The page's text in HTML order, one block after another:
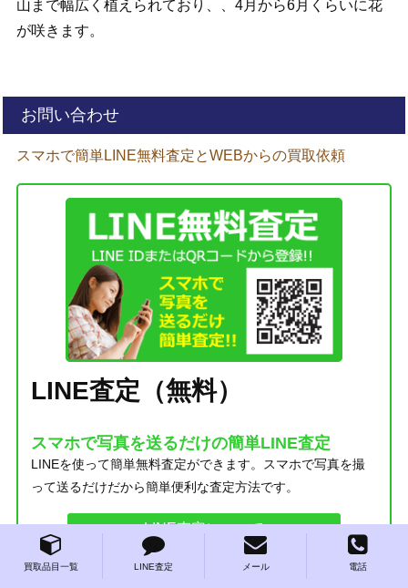
買取品目一覧 LINE査定 メール 電話
山まで幅広く植えられており、、4月から6月くらいに花
が咲きます。
お問い合わせ
スマホで簡単LINE無料査定とWEBからの買取依頼
LINE査定（無料）
スマホで写真を送るだけの簡単LINE査定
LINEを使って簡単無料査定ができます。スマホで写真を撮
って送るだけだから簡単便利な査定方法です。
LINE査定について